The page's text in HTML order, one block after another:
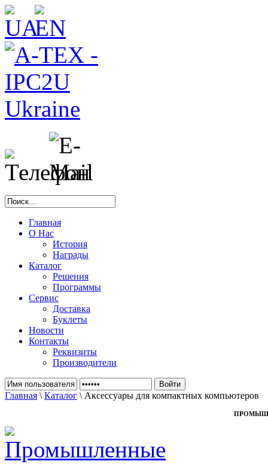
Главная
О Нас
История
Награды
Каталог
Решения
Программы
Сервис
Доставка
Буклеты
Новости
Контакты
Реквизиты
Производители
Главная \ Каталог \ Аксессуары для компактных компьютеров